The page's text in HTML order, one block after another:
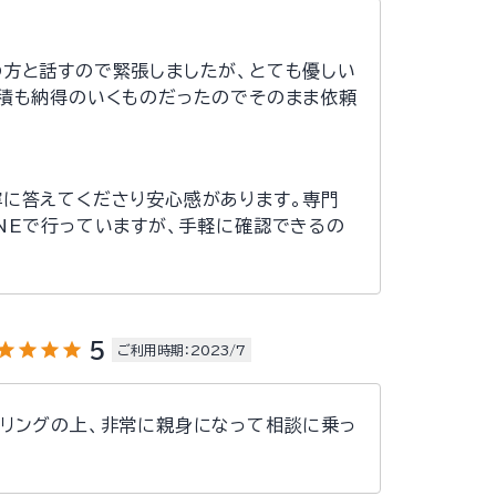
と話すので緊張しましたが、とても優しい
も納得のいくものだったのでそのまま依頼
答えてくださり安心感があります。専門
で行っていますが、手軽に確認できるの
star star star 5 ご利用時期：2023/7
ングの上、非常に親身になって相談に乗っ